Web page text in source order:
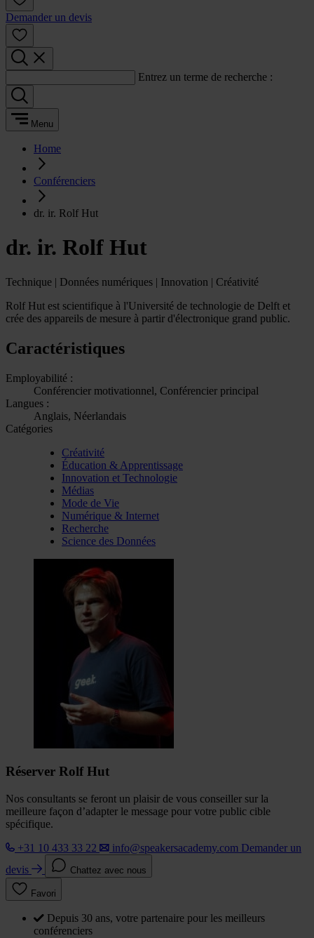
Demander un devis
Entrez un terme de recherche :
Menu
Home
Conférenciers
dr. ir. Rolf Hut
dr. ir. Rolf Hut
Technique | Données numériques | Innovation | Créativité
Rolf Hut est scientifique à l'Université de technologie de Delft et
crée des appareils de mesure à partir d'électronique grand public.
Caractéristiques
Employabilité :
Conférencier motivationnel, Conférencier principal
Langues :
Anglais, Néerlandais
Catégories
Créativité
Éducation & Apprentissage
Innovation et Technologie
Médias
Mode de Vie
Numérique & Internet
Recherche
Science des Données
Réserver Rolf Hut
Nos consultants se feront un plaisir de vous conseiller sur la
meilleure façon d’adapter le message pour votre public cible
spécifique.
+31 10 433 33 22
info@speakersacademy.com Demander un
devis
Chattez avec nous
Favori
Depuis 30 ans, votre partenaire pour les meilleurs
conférenciers